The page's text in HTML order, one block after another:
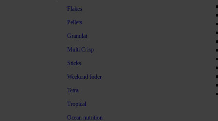
Flakes
Pellets
Granulat
Multi Crisp
Sticks
Weekend foder
Tetra
Tropical
Ocean nutrition